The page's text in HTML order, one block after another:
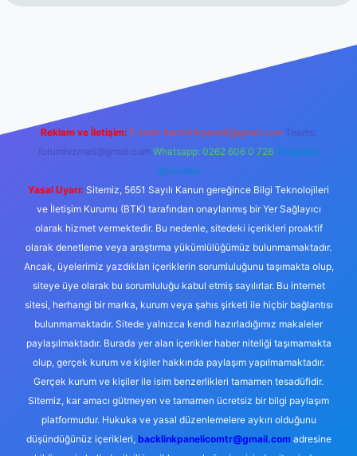
Reklam ve İletişim: E-mail: backlinkpaneli@gmail.com Teams:
forumhizmeti@gmail.com Whatsapp: 0262 606 0 726 Telegram:
@karabul
Yasal Uyarı: Sitemiz, 5651 Sayılı Kanun gereğince Bilgi Teknolojileri
ve İletişim Kurumu (BTK) tarafından onaylanmış bir Yer Sağlayıcı
olarak hizmet vermektedir. Bu nedenle, sitedeki içerikleri proaktif
olarak denetleme veya araştırma yükümlülüğümüz bulunmamaktadır.
Ancak, üyelerimiz yazdıkları içeriklerin sorumluluğunu taşımakta olup,
siteye üye olarak bu sorumluluğu kabul etmiş sayılırlar. Bu internet
sitesi, herhangi bir marka, kurum veya şahıs şirketi ile hiçbir bağlantısı
bulunmamaktadır. Sitede yalnızca kendi hazırladığımız makaleler
paylaşılmaktadır. Burada yer alan içerikler haber niteliği taşımamakta
olup, gerçek kurum ve kişiler hakkında paylaşım yapılmamaktadır.
Gerçek kurum ve kişiler ile isim benzerlikleri tamamen tesadüfidir.
Sitemiz, kar amacı gütmeyen ve tamamen ücretsiz bir bilgi paylaşım
platformudur. Hukuka ve yasal düzenlemelere aykırı olduğunu
düşündüğünüz içerikleri, backlinkpanelicomtr@gmail.comadresine